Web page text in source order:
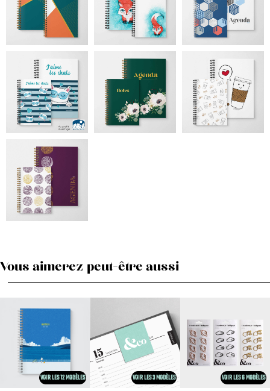
Vous aimerez peut-être aussi
VOIR LES 12 MODÈLES VOIR LES 3 MODÈLES VOIR LES 6 MODÈLES